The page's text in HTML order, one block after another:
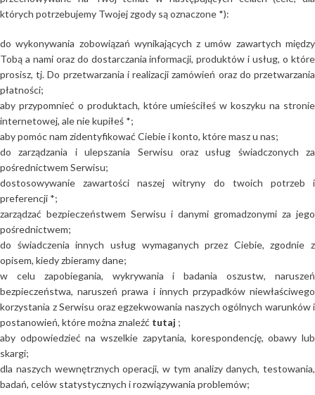
których potrzebujemy Twojej zgody są oznaczone *):
do wykonywania zobowiązań wynikających z umów zawartych między
Tobą a nami oraz do dostarczania informacji, produktów i usług, o które
prosisz, tj. Do przetwarzania i realizacji zamówień oraz do przetwarzania
płatności;
aby przypomnieć o produktach, które umieściłeś w koszyku na stronie
internetowej, ale nie kupiłeś *;
aby pomóc nam zidentyfikować Ciebie i konto, które masz u nas;
do zarządzania i ulepszania Serwisu oraz usług świadczonych za
pośrednictwem Serwisu;
dostosowywanie zawartości naszej witryny do twoich potrzeb i
preferencji *;
zarządzać bezpieczeństwem Serwisu i danymi gromadzonymi za jego
pośrednictwem;
do świadczenia innych usług wymaganych przez Ciebie, zgodnie z
opisem, kiedy zbieramy dane;
w celu zapobiegania, wykrywania i badania oszustw, naruszeń
bezpieczeństwa, naruszeń prawa i innych przypadków niewłaściwego
korzystania z Serwisu oraz egzekwowania naszych ogólnych warunków i
postanowień, które można znaleźć tutaj ;
aby odpowiedzieć na wszelkie zapytania, korespondencję, obawy lub
skargi;
dla naszych wewnętrznych operacji, w tym analizy danych, testowania,
badań, celów statystycznych i rozwiązywania problemów;